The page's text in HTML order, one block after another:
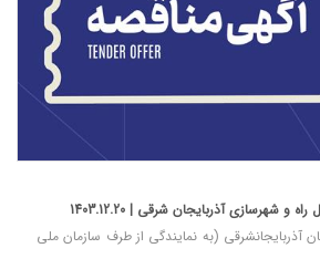
شهرسازی آذربایجان شرقی | 1403.12.20
آذربایجانشرقی (به نمایندگی از طرف سازمان ملی